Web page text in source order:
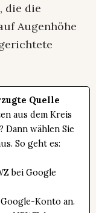
die die
Augenhöhe
Quelle
aus dem Kreis
Dann wählen Sie
So geht es:
bei Google
Konto an.